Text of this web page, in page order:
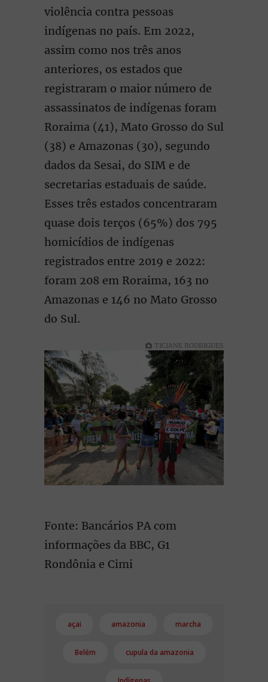
violência contra pessoas
indígenas no país. Em 2022,
assim como nos três anos
anteriores, os estados que
registraram o maior número de
assassinatos de indígenas foram
Roraima (41), Mato Grosso do Sul
(38) e Amazonas (30), segundo
dados da Sesai, do SIM e de
secretarias estaduais de saúde.
Esses três estados concentraram
quase dois terços (65%) dos 795
homicídios de indígenas
registrados entre 2019 e 2022:
foram 208 em Roraima, 163 no
Amazonas e 146 no Mato Grosso
do Sul.
TICIANE RODRIGUES
Fonte: Bancários PA com
informações da BBC, G1
Rondônia e Cimi
açai amazonia marcha
Belém cupula da amazonia